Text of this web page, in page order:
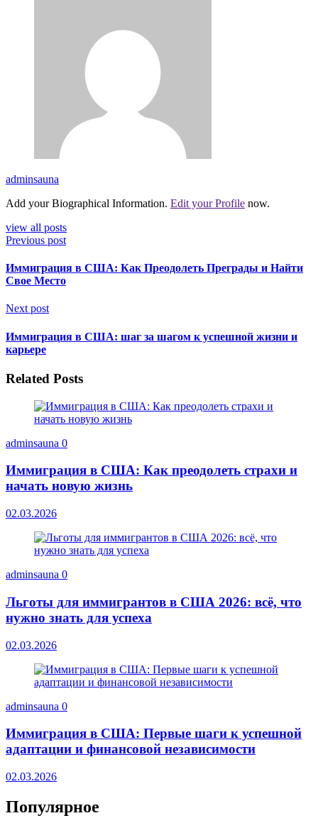
adminsauna
Add your Biographical Information. Edit your Profile now.
view all posts
Previous post
Иммиграция в США: Как Преодолеть Преграды и Найти
Свое Место
Next post
Иммиграция в США: шаг за шагом к успешной жизни и
карьере
Related Posts
adminsauna 0
Иммиграция в США: Как преодолеть страхи и
начать новую жизнь
02.03.2026
adminsauna 0
Льготы для иммигрантов в США 2026: всё, что
нужно знать для успеха
02.03.2026
adminsauna 0
Иммиграция в США: Первые шаги к успешной
адаптации и финансовой независимости
02.03.2026
Популярное